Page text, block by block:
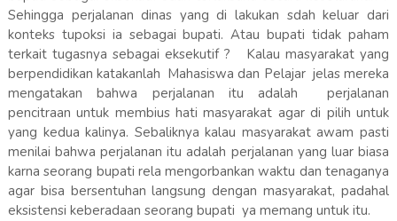
Sehingga perjalanan dinas yang di lakukan sdah keluar dari
konteks tupoksi ia sebagai bupati. Atau bupati tidak paham
terkait tugasnya sebagai eksekutif ? Kalau masyarakat yang
berpendidikan katakanlah Mahasiswa dan Pelajar jelas mereka
mengatakan bahwa perjalanan itu adalah perjalanan
pencitraan untuk membius hati masyarakat agar di pilih untuk
yang kedua kalinya. Sebaliknya kalau masyarakat awam pasti
menilai bahwa perjalanan itu adalah perjalanan yang luar biasa
karna seorang bupati rela mengorbankan waktu dan tenaganya
agar bisa bersentuhan langsung dengan masyarakat, padahal
eksistensi keberadaan seorang bupati ya memang untuk itu.